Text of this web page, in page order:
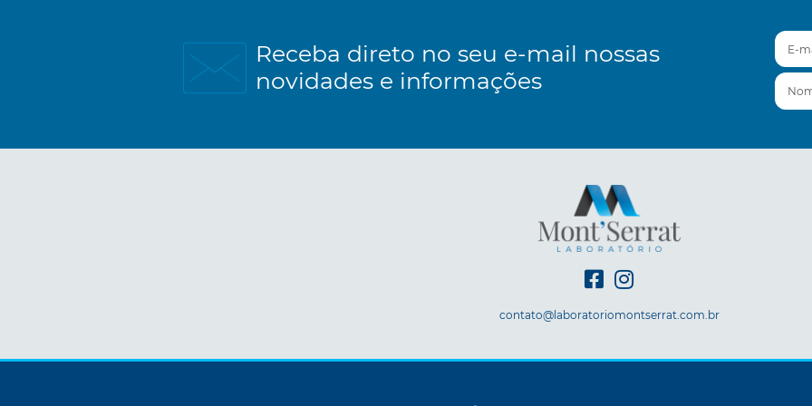
Receba direto no seu e-mail nossas
novidades e informações
E-mail
Nome
contato@laboratoriomontserrat.com.br